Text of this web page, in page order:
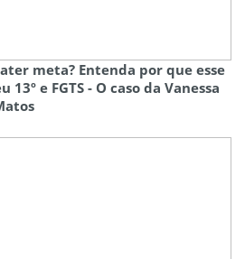
meta? Entenda por que esse
e FGTS - O caso da Vanessa